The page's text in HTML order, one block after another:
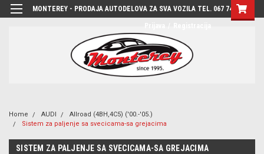
MONTEREY - PRODAJA AUTODELOVA ZA SVA VOZILA TEL. 067 7444-780
Home AUDI
Allroad (4BH,4C5) ('00.-'05.)
Sistem za paljenje sa svecicama-sa grejacima
SISTEM ZA PALJENJE SA SVECICAMA-SA GREJACIMA